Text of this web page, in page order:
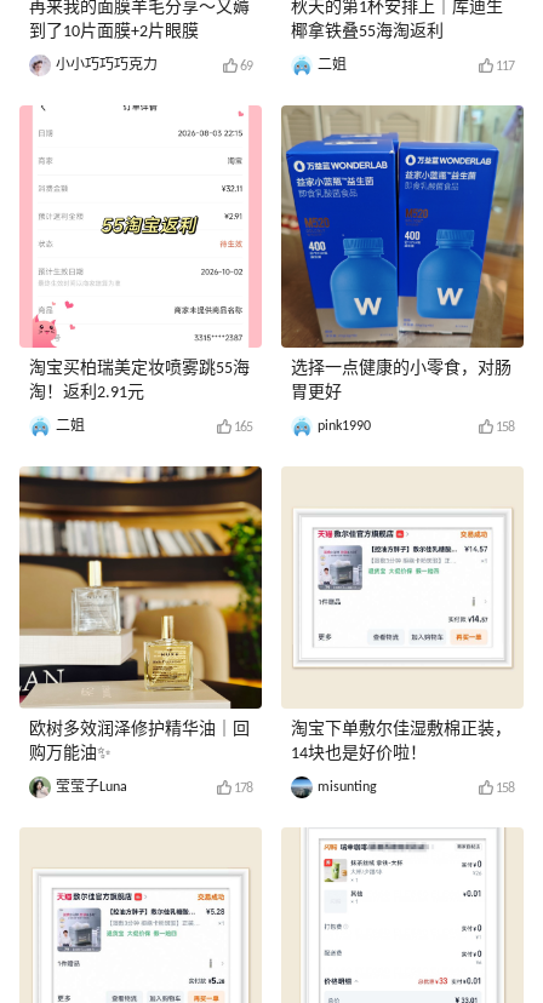
再来我的面膜羊毛分享～又薅
到了10片面膜+2片眼膜
小小巧巧巧克力 69
淘宝买柏瑞美定妆喷雾跳55海
淘！返利2.91元
二姐 165
欧树多效润泽修护精华油｜回
购万能油✨
莹莹子Luna 178
秋天的第1杯安排上｜库迪生
椰拿铁叠55海淘返利
二姐 117
选择一点健康的小零食，对肠
胃更好
pink1990 158
淘宝下单敷尔佳湿敷棉正装，
14块也是好价啦！
misunting 158